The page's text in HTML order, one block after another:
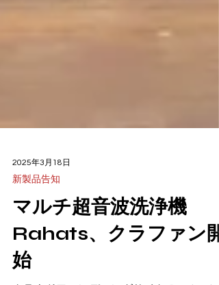
2025年3月18日
新製品告知
マルチ超音波洗浄機
Rahats、クラファン開